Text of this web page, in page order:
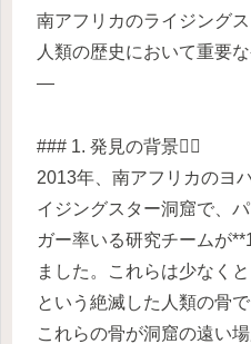
南アフリカのライジング
人類の歴史において重要
—
### 1. 発見の背景🕵️‍♀️
2013年、南アフリカのヨ
イジングスター洞窟で、
ガー率いる研究チームが
ました。これらは少なく
という絶滅した人類の骨
これらの骨が洞窟の遠い